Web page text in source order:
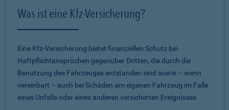
Was ist eine Kfz-Versicherung?
Eine Kfz-Versicherung bietet finanziellen Schutz bei
Haftpflichtansprüchen gegenüber Dritten, die durch die
Benutzung des Fahrzeuges entstanden sind sowie – wenn
vereinbart – auch bei Schäden am eigenen Fahrzeug im Falle
eines Unfalls oder eines anderen versicherten Ereignisses.